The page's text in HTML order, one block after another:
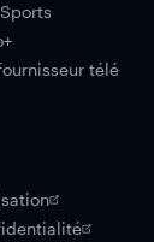
télé